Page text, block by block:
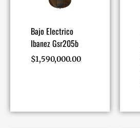
Bajo Electrico
Ibanez Gsr205b
$1,590,000.00